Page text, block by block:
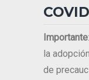
Importante
la
de